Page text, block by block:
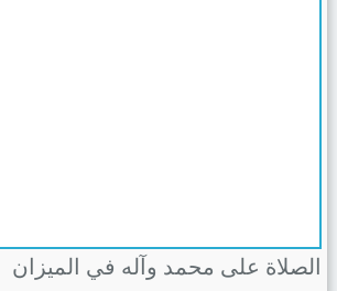
الصلاة على محمد وآله في الميزان